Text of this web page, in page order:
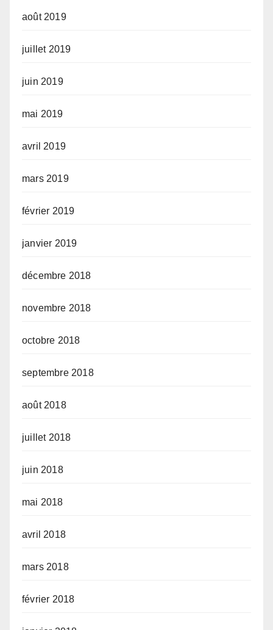
août 2019
juillet 2019
juin 2019
mai 2019
avril 2019
mars 2019
février 2019
janvier 2019
décembre 2018
novembre 2018
octobre 2018
septembre 2018
août 2018
juillet 2018
juin 2018
mai 2018
avril 2018
mars 2018
février 2018